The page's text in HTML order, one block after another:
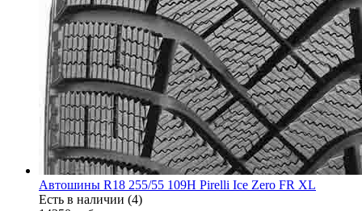
Автошины R18 255/55 109H Pirelli Ice Zero FR XL
Есть в наличии (4)